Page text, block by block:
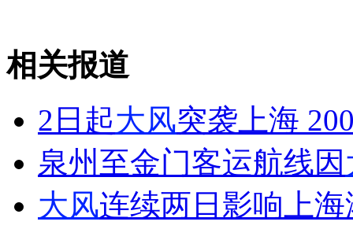
安徽一实载49人客车翻车
走！跟着总书记去植树
相关报道
2日起大风突袭上海
泉州至金门客运航线因
大风连续两日影响上